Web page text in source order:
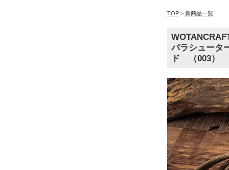
TOP > 新商品一覧
パラシュータ
ド （003）